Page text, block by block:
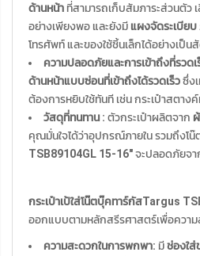
ด้านหน้า ที่สามารถเก็บสัมภาระส่วนตัว
อย่างเพียงพอ และยังมี แผงจัดระเบียบ
โทรศัพท์ และของใช้ชิ้นเล็กได้อย่างเป็น
ความปลอดภัยและการเข้าถึงที่รวดเ
ด้านหน้าแบบซ่อนที่เข้าถึงได้รวดเร็วซึ่ง
ต้องการหยิบใช้ทันที เช่น กระเป๋าสตา
วัสดุที่ทนทาน : ตัวกระเป๋าผลิตจาก
คุณมั่นใจได้ว่าอุปกรณ์ภายใน รวมถึงโน๊
TSB89104GL 15-16″จะปลอดภัยจ
กระเป๋าเป้ใส่โน๊ตบุ๊คทาร์กัสTargus
ออกแบบตามหลักสรีรศาสตร์เพื่อความ
ความสะดวกในการพกพา: มีช่องใส่